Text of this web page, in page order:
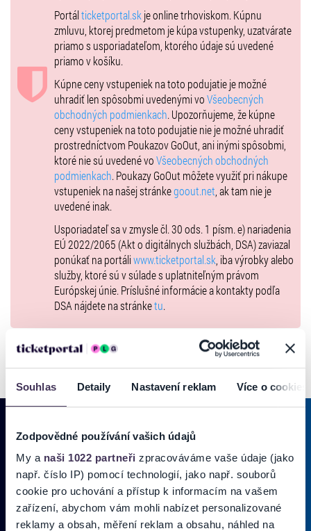
Souhlas Detaily Nastavení reklam Více o cookies
Zodpovědné používání vašich údajů
My a naši 1022 partneři zpracováváme vaše údaje (jako
např. číslo IP) pomocí technologií, jako např. souborů
cookie pro uchování a přístup k informacím na vašem
zařízení, abychom vám mohli nabízet personalizované
reklamy a obsah, měření reklam a obsahu, náhled na
KAMARÁTI:
Ženská spevácka skupina je jednou z najvýraznejších skupín na
slovenskej folkórnej
scéne. Ich doménou je horehronský viachlasný spev, ktorý je
reprezentatívnom zozname nehmotného kultúrneho dedičstva
ľudstva UNESCO. Trnki
sú známe svojím autentickým prejavom, kladú dôraz na lokálne
dialekty, štýlové
nuansy, typickú farbu hlasu a tradičné spevné techniky.
ĽH POKOŠOVCI
Ľudová hudba Pokošovci zo Šumiaca a širšieho Horehronia je
najautentickejších nositeľov horehronskej a rómskej hudobnej
tradície na Horehroní.
Ide o rodinnú kapelu, kde sa muzikantské remeslo dedí z generácie
na generáciu.
Základom ich identity je unikátny, archaický spôsob hry, ktorý je
mnohých ďalších hudobníkov.
Pohorelá), no ich repertoár zahŕňa aj starodávne rómske piesne.
Gabriela Kováčiková
Mladá, talentovaná speváčka z Čierneho Balogu, ktorá je
reprezentantkou
Portálticketportal.sk je online trhoviskom. Kúpnu
zmluvu, ktorej predmetom je kúpa vstupenky, uzatvárate
priamo s usporiadateľom, ktorého údaje sú uvedené
priamo v košíku.
Kúpne ceny vstupeniek na toto podujatie je možné
uhradiť len spôsobmi uvedenými voVšeobecných
obchodných podmienkach. Upozorňujeme, že kúpne
ceny vstupeniek na toto podujatie nie je možné uhradiť
prostredníctvom Poukazov GoOut, ani inými spôsobmi,
ktoré nie sú uvedené voVšeobecných obchodných
podmienkach. Poukazy GoOut môžete využiť pri nákupe
vstupeniek na našej stránkegoout.net , ak tam nie je
uvedené inak.
Usporiadateľ sa v zmysle čl. 30 ods. 1 písm. e) nariadenia
EÚ 2022/2065 (Akt o digitálnych službách, DSA) zaviazal
ponúkať na portáliwww.ticketportal.sk , iba výrobky alebo
služby, ktoré sú v súlade s uplatniteľným právom
Európskej únie. Príslušné informácie a kontakty podľa
DSA nájdete na stránketu.
PRIHLÁSIŤ SA KODBERU NOVINIEK
Pridajte sa do zoznamu odberateľov a doručte si najnovšie špeciálne
ponuky priamo do doručenej pošty.